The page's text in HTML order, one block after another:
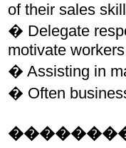
of their sales
� Delegate
motivate
� Assisting in
� Often